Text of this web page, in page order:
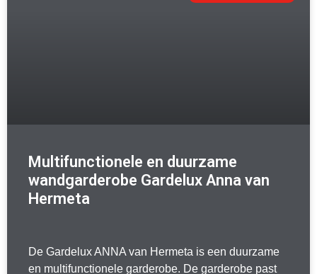
Multifunctionele en duurzame
wandgarderobe Gardelux Anna van
Hermeta
De Gardelux ANNA van Hermeta is een duurzame
en multifunctionele garderobe. De garderobe past